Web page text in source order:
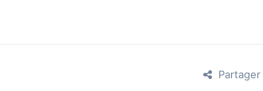
Partager